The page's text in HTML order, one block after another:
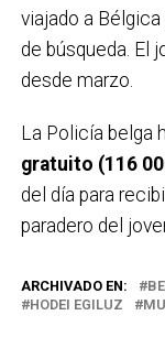
viajado a
de búsqueda. El
desde marzo.
La Policía belga
gratuito (116
del día para
paradero del
ARCHIVADO EN:
HODEI EGILUZ